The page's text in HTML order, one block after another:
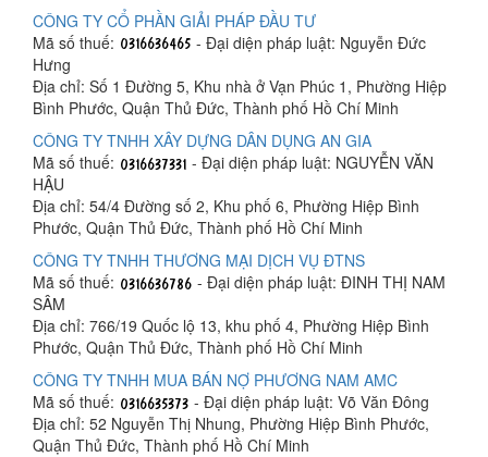
CÔNG TY CỔ PHẦN GIẢI PHÁP ĐẦU TƯ
Mã số thuế:
- Đại diện pháp luật: Nguyễn Đức
Hưng
Địa chỉ: Số 1 Đường 5, Khu nhà ở Vạn Phúc 1, Phường Hiệp
Bình Phước, Quận Thủ Đức, Thành phố Hồ Chí Minh
CÔNG TY TNHH XÂY DỰNG DÂN DỤNG AN GIA
Mã số thuế:
- Đại diện pháp luật: NGUYỄN VĂN
HẬU
Địa chỉ: 54/4 Đường số 2, Khu phố 6, Phường Hiệp Bình
Phước, Quận Thủ Đức, Thành phố Hồ Chí Minh
CÔNG TY TNHH THƯƠNG MẠI DỊCH VỤ ĐTNS
Mã số thuế:
- Đại diện pháp luật: ĐINH THỊ NAM
SÂM
Địa chỉ: 766/19 Quốc lộ 13, khu phố 4, Phường Hiệp Bình
Phước, Quận Thủ Đức, Thành phố Hồ Chí Minh
CÔNG TY TNHH MUA BÁN NỢ PHƯƠNG NAM AMC
Mã số thuế:
- Đại diện pháp luật: Võ Văn Đông
Địa chỉ: 52 Nguyễn Thị Nhung, Phường Hiệp Bình Phước,
Quận Thủ Đức, Thành phố Hồ Chí Minh